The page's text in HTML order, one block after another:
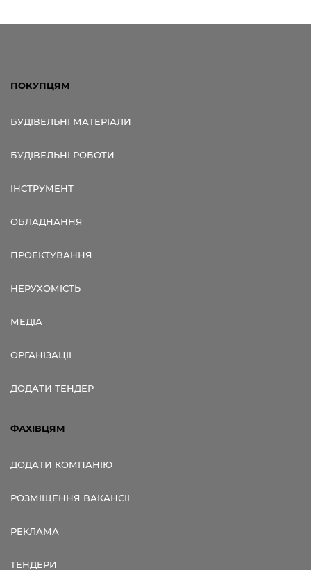
ПОКУПЦЯМ
БУДІВЕЛЬНІ МАТЕРІАЛИ
БУДІВЕЛЬНІ РОБОТИ
ІНСТРУМЕНТ
ОБЛАДНАННЯ
ПРОЕКТУВАННЯ
НЕРУХОМІСТЬ
МЕДІА
ОРГАНІЗАЦІЇ
ДОДАТИ ТЕНДЕР
ФАХІВЦЯМ
ДОДАТИ КОМПАНІЮ
РОЗМІЩЕННЯ ВАКАНСІЇ
РЕКЛАМА
ТЕНДЕРИ